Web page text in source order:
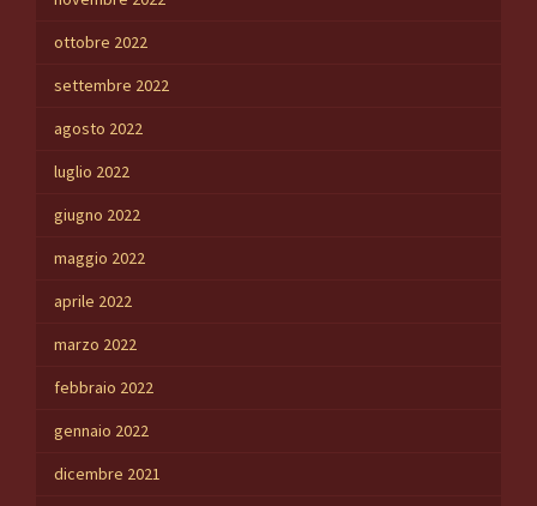
ottobre 2022
settembre 2022
agosto 2022
luglio 2022
giugno 2022
maggio 2022
aprile 2022
marzo 2022
febbraio 2022
gennaio 2022
dicembre 2021